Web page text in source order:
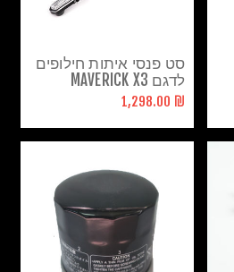
סט פנסי איתות חילופים
לדגם MAVERICK X3
₪ 1,298.00